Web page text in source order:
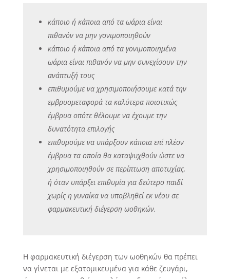
κάποιο ή κάποια από τα ωάρια είναι
πιθανόν να μην γονιμοποιηθούν
κάποιο ή κάποια από τα γονιμοποιημένα
ωάρια είναι πιθανόν να μην συνεχίσουν την
ανάπτυξή τους
επιθυμούμε να χρησιμοποιήσουμε κατά την
εμβρυομεταφορά τα καλύτερα ποιοτικώς
έμβρυα οπότε θέλουμε να έχουμε την
δυνατότητα επιλογής
επιθυμούμε να υπάρξουν κάποια επί πλέον
έμβρυα τα οποία θα καταψυχθούν ώστε να
χρησιμοποιηθούν σε περίπτωση αποτυχίας,
ή όταν υπάρξει επιθυμία για δεύτερο παιδί
χωρίς η γυναίκα να υποβληθεί εκ νέου σε
φαρμακευτική διέγερση ωοθηκών.
Η φαρμακευτική διέγερση των ωοθηκών θα πρέπει
να γίνεται με εξατομικευμένα για κάθε ζευγάρι,